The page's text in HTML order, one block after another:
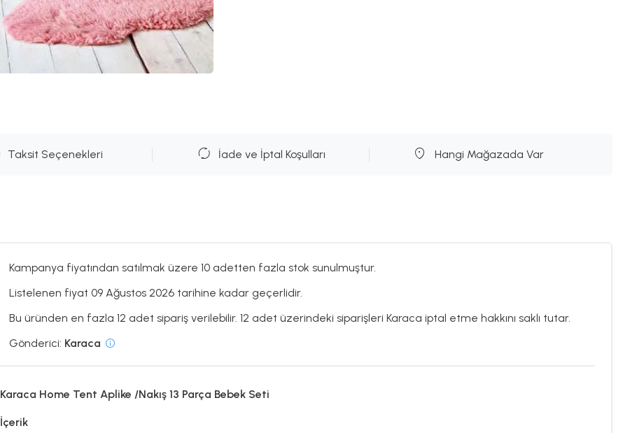
Taksit Seçenekleri İade ve İptal Koşulları Hangi Mağazada Var
Kampanya fiyatından satılmak üzere 10 adetten fazla stok sunulmuştur.
Listelenen fiyat 09 Ağustos 2026 tarihine kadar geçerlidir.
Bu üründen en fazla 12 adet sipariş verilebilir. 12 adet üzerindeki siparişleri Karaca iptal etme hakkını saklı tutar.
Gönderici: Karaca
Karaca Home Tent Aplike /Nakış 13 Parça Bebek Seti
İçerik